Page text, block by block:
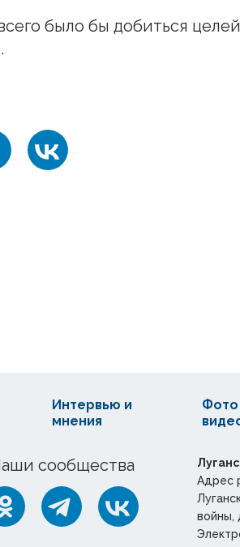
было бы добиться целей
сообщества
Интервью и
мнения
Фото
Адрес
войны,